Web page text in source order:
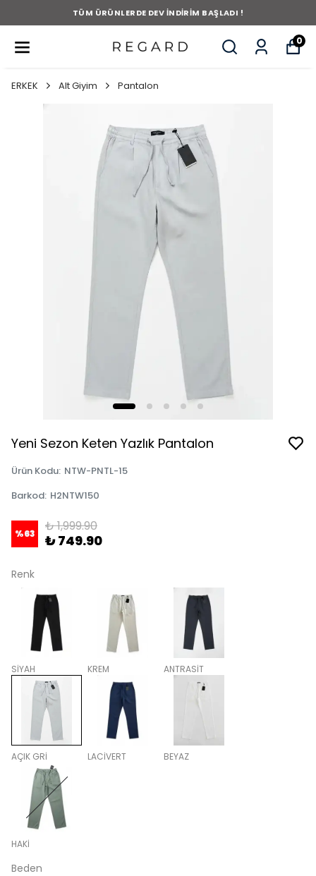
TÜM ÜRÜNLERDE DEV İNDİRİM BAŞLADI !
0
ERKEK Alt Giyim Pantalon
Yeni Sezon Keten Yazlık Pantalon
Ürün Kodu: NTW-PNTL-15
Barkod: H2NTW150
%63 ₺ 1,999.90
₺ 749.90
Renk
SİYAH KREM ANTRASİT
AÇIK GRİ LACİVERT BEYAZ
HAKİ
Beden